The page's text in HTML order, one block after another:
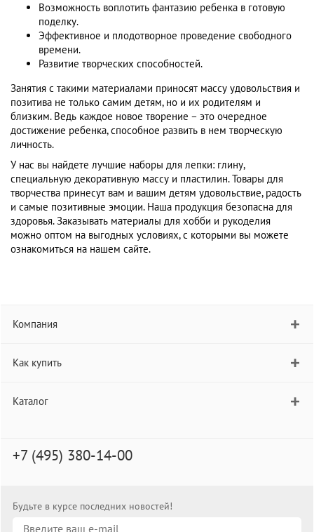
Возможность воплотить фантазию ребенка в готовую
поделку.
Эффективное и плодотворное проведение свободного
времени.
Развитие творческих способностей.
Занятия с такими материалами приносят массу удовольствия и
позитива не только самим детям, но и их родителям и
близким. Ведь каждое новое творение – это очередное
достижение ребенка, способное развить в нем творческую
личность.
У нас вы найдете лучшие наборы для лепки: глину,
специальную декоративную массу и пластилин. Товары для
творчества принесут вам и вашим детям удовольствие, радость
и самые позитивные эмоции. Наша продукция безопасна для
здоровья. Заказывать материалы для хобби и рукоделия
можно оптом на выгодных условиях, с которыми вы можете
ознакомиться на нашем сайте.
Компания
Как купить
Каталог
+7 (495) 380-14-00
Будьте в курсе последних новостей!